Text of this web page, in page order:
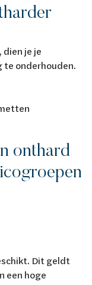
je je
onderhouden.
onthard
Dit geldt
een hoge